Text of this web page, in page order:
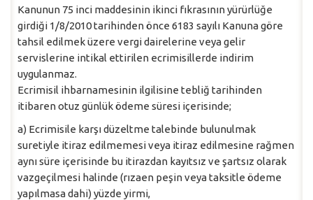
Kanunun 75 inci maddesinin ikinci fıkrasının yürürlüğe
girdiği 1/8/2010 tarihinden önce 6183 sayılı Kanuna göre
tahsil edilmek üzere vergi dairelerine veya gelir
servislerine intikal ettirilen ecrimisillerde indirim
uygulanmaz.
Ecrimisil ihbarnamesinin ilgilisine tebliğ tarihinden
itibaren otuz günlük ödeme süresi içerisinde;
a) Ecrimisile karşı düzeltme talebinde bulunulmak
suretiyle itiraz edilmemesi veya itiraz edilmesine rağmen
aynı süre içerisinde bu itirazdan kayıtsız ve şartsız olarak
vazgeçilmesi halinde (rızaen peşin veya taksitle ödeme
yapılmasa dahi) yüzde yirmi,